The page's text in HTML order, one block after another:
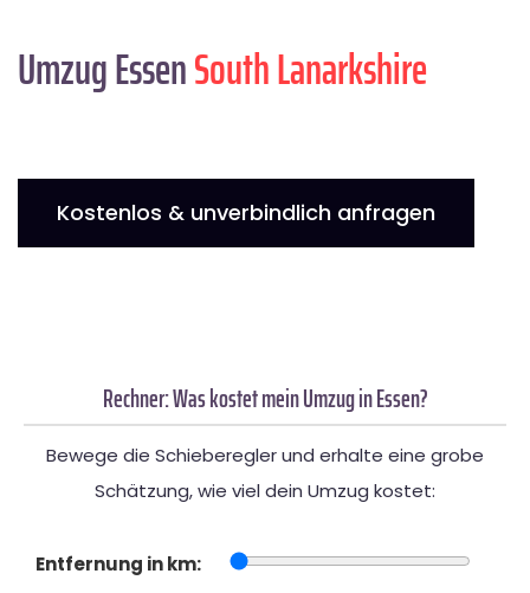
Umzug EssenSouth Lanarkshire
Kostenlos & unverbindlich anfragen
Rechner: Was kostet mein Umzug in Essen?
Bewege die Schieberegler und erhalte eine grobe
Schätzung, wie viel dein Umzug kostet:
Entfernung in km: